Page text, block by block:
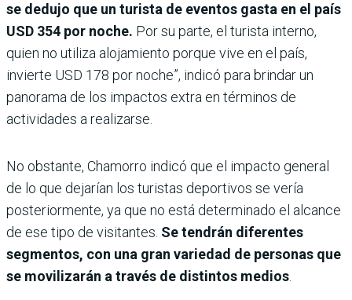
se dedujo que un turista de eventos gasta en el país
USD 354 por noche. Por su parte, el turista interno,
quien no utiliza alojamiento porque vive en el país,
invierte USD 178 por noche”, indicó para brindar un
panorama de los impactos extra en términos de
actividades a realizarse.
No obstante, Chamorro indicó que el impacto general
de lo que dejarían los turistas deportivos se vería
posteriormente, ya que no está determinado el alcance
de ese tipo de visitantes. Se tendrán diferentes
segmentos, con una gran variedad de personas que
se movilizarán a través de distintos medios